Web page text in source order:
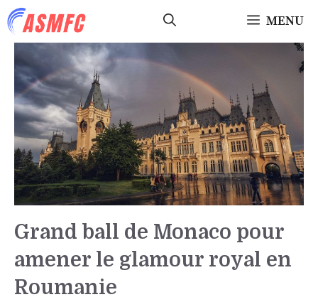
Aller
au
contenu
MENU
Grand ball de Monaco pour
amener le glamour royal en
Roumanie